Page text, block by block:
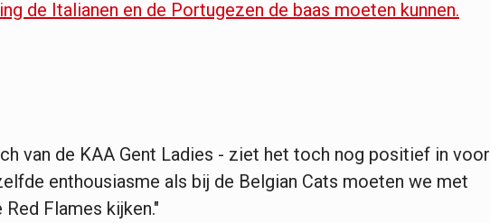
de Italianen en de Portugezen de baas moeten kunnen.
van de KAA Gent Ladies - ziet het toch nog positief in voor
enthousiasme als bij de Belgian Cats moeten we met
Flames kijken."